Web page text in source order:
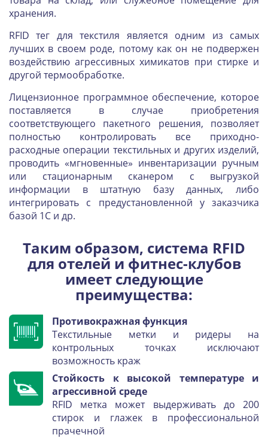
хранения.
RFID тег для текстиля является одним из самых
лучших в своем роде, потому как он не подвержен
воздействию агрессивных химикатов при стирке и
другой термообработке.
Лицензионное программное обеспечение, которое
поставляется в случае приобретения
соответствующего пакетного решения, позволяет
полностью контролировать все приходно-
расходные операции текстильных и других изделий,
проводить «мгновенные» инвентаризации ручным
или стационарным сканером с выгрузкой
информации в штатную базу данных, либо
интегрировать с предустановленной у заказчика
базой 1С и др.
Таким образом, система RFID
для отелей и фитнес-клубов
имеет следующие
преимущества:
Противокражная функция
Текстильные метки и ридеры на
контрольных точках исключают
возможность краж
Стойкость к высокой температуре и
агрессивной среде
RFID метка может выдерживать до 200
стирок и глажек в профессиональной
прачечной